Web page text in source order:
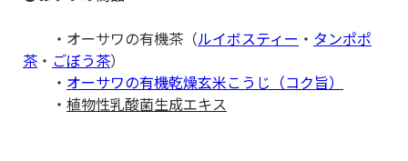
・ オーサワの有機茶（ルイボスティー ・ タンポポ
茶 ・ ごぼう茶）
・ オーサワの有機乾燥玄米こうじ（コク旨）
・ 植物性乳酸菌生成エキス